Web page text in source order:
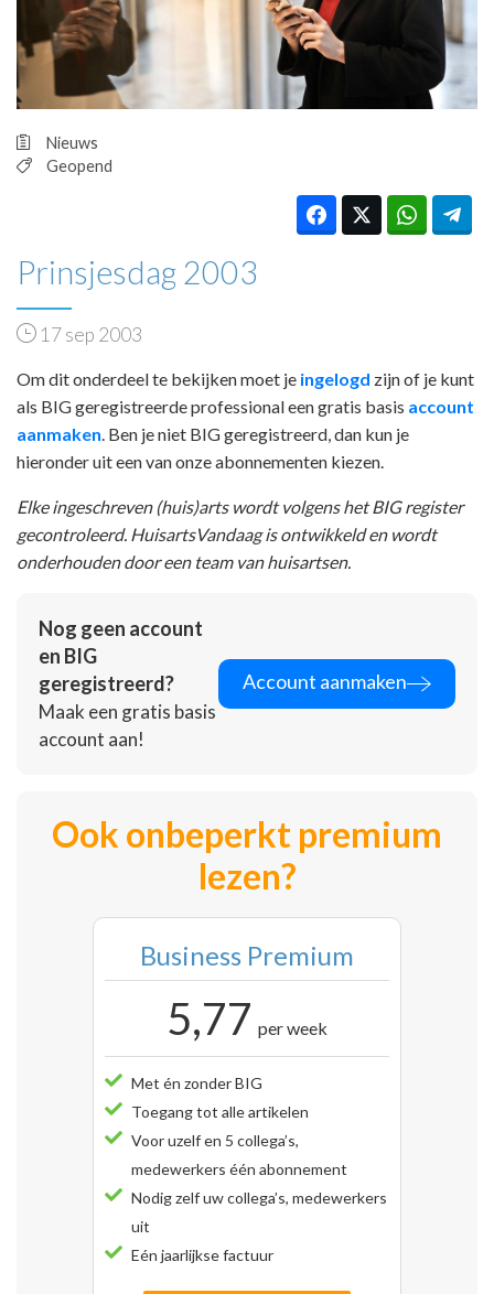
PRAKTIJKZAKEN
TARIEVEN
VPHUISARTSEN
INLOGGEN
Nieuws
Geopend
Prinsjesdag 2003
17 sep 2003
Om dit onderdeel te bekijken moet je ingelogd zijn of je kunt
als BIG geregistreerde professional een gratis basis account
aanmaken . Ben je niet BIG geregistreerd, dan kun je
hieronder uit een van onze abonnementen kiezen.
Elke ingeschreven (huis)arts wordt volgens het BIG register
gecontroleerd. HuisartsVandaag is ontwikkeld en wordt
onderhouden door een team van huisartsen.
Nog geen account
en BIG
geregistreerd?
Maak een gratis basis
account aan!
Account aanmaken
Ook onbeperkt premium
lezen?
Business Premium
5,77 per week
Met én zonder BIG
Toegang tot alle artikelen
Voor uzelf en 5 collega’s,
medewerkers één abonnement
Nodig zelf uw collega’s, medewerkers
uit
Eén jaarlijkse factuur